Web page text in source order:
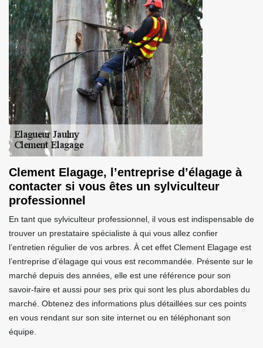
Clement Elagage, l’entreprise d’élagage à
contacter si vous êtes un sylviculteur
professionnel
En tant que sylviculteur professionnel, il vous est indispensable de
trouver un prestataire spécialiste à qui vous allez confier
l’entretien régulier de vos arbres. À cet effet Clement Elagage est
l’entreprise d’élagage qui vous est recommandée. Présente sur le
marché depuis des années, elle est une référence pour son
savoir-faire et aussi pour ses prix qui sont les plus abordables du
marché. Obtenez des informations plus détaillées sur ces points
en vous rendant sur son site internet ou en téléphonant son
équipe.